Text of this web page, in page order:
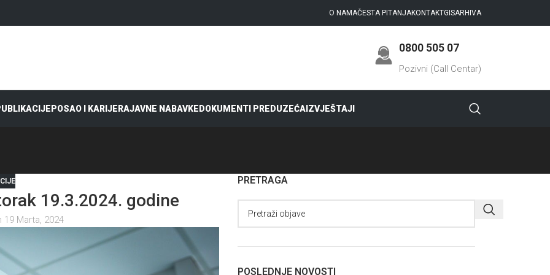
O NAMAČESTA PITANJAKONTAKTGISARHIVA
0800 505 07
Pozivni (Call Centar)
POSAO I KARIJERAJAVNE NABAVKEDOKUMENTI PREDUZEĆAIZVJEŠTAJI
19.3.2024. godine
19 Marta, 2024
PRETRAGA
POSLEDNJE NOVOSTI